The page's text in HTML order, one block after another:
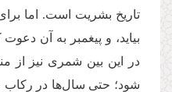
تاریخ بشریت است. اما
بیاید، و پیغمبر به آن
در این بین شمری نیز از
شود؛ حتی سال‌ها در